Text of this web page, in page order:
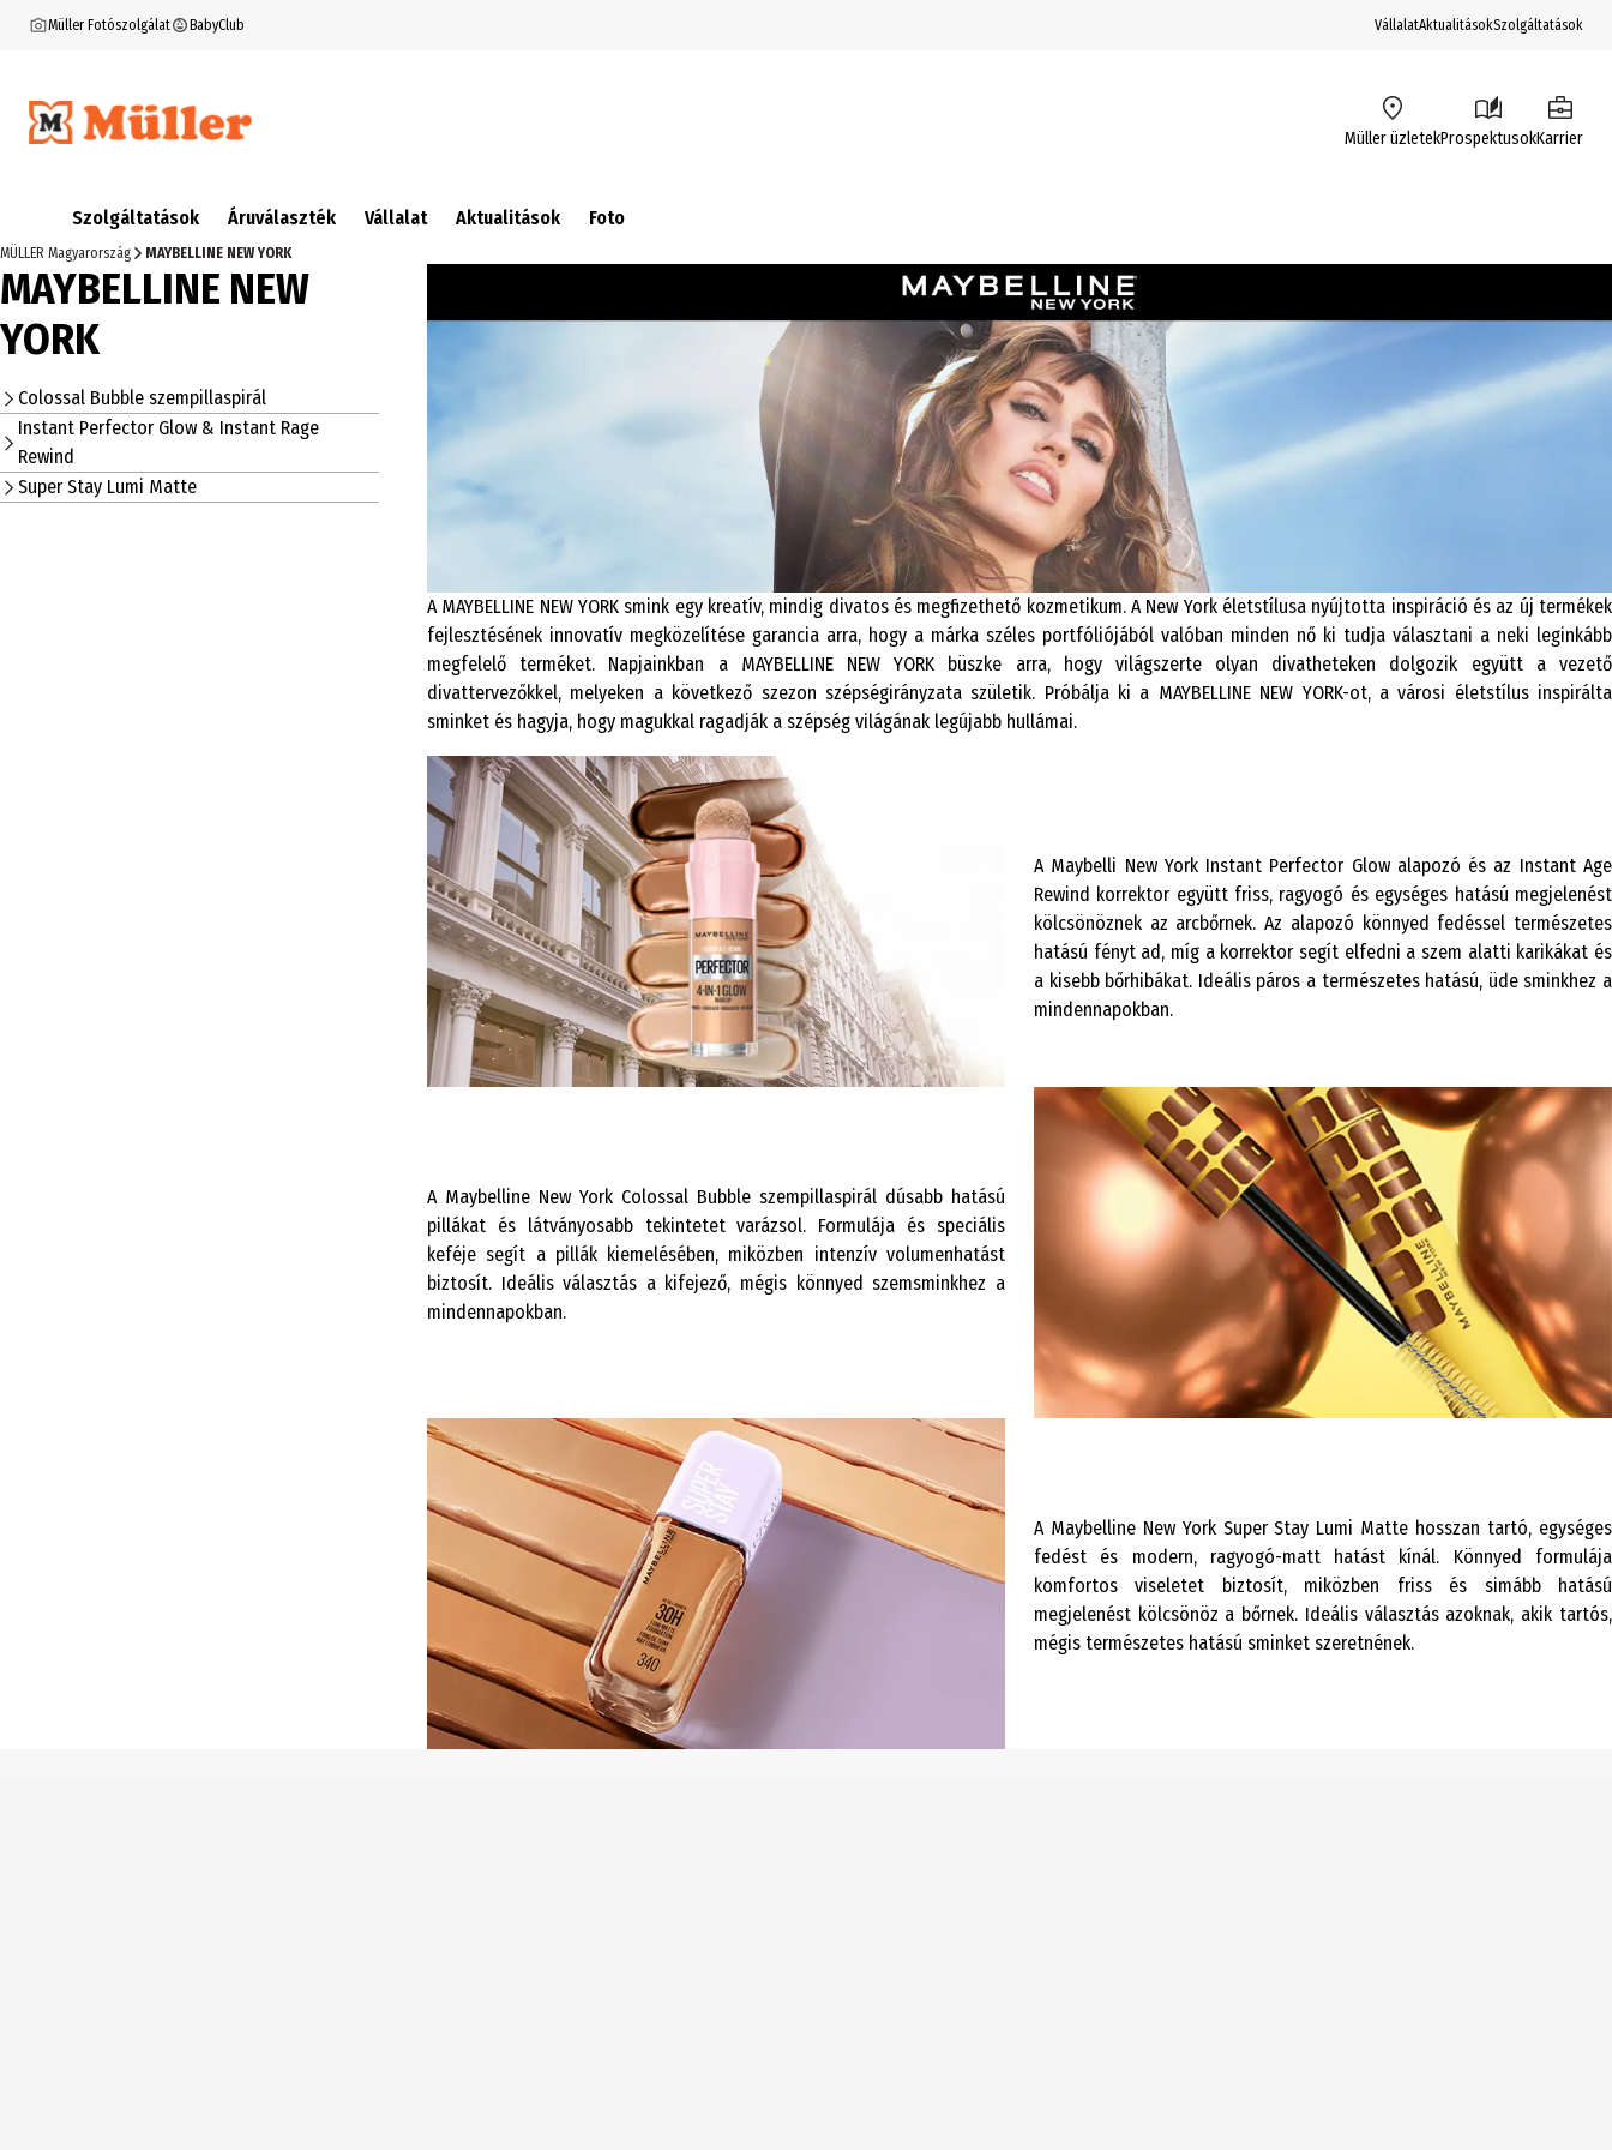
Müller Fotószolgálat BabyClub VállalatAktualitásokSzolgáltatások
Müller üzletekProspektusokKarrier
Szolgáltatások Áruválaszték Vállalat Aktualitások Foto
MÜLLER Magyarország MAYBELLINE NEW YORK
MAYBELLINE NEW
YORK
Colossal Bubble szempillaspirál
Instant Perfector Glow & Instant Rage
Rewind
Super Stay Lumi Matte
A MAYBELLINE NEW YORK smink egy kreatív, mindig divatos és megfizethető kozmetikum. A New York életstílusa nyújtotta inspiráció és az új termékek
fejlesztésének innovatív megközelítése garancia arra, hogy a márka széles portfóliójából valóban minden nő ki tudja választani a neki leginkább
megfelelő terméket. Napjainkban a MAYBELLINE NEW YORK büszke arra, hogy világszerte olyan divatheteken dolgozik együtt a vezető
divattervezőkkel, melyeken a következő szezon szépségirányzata születik. Próbálja ki a MAYBELLINE NEW YORK-ot, a városi életstílus inspirálta
sminket és hagyja, hogy magukkal ragadják a szépség világának legújabb hullámai.
A Maybelli New York Instant Perfector Glow alapozó és az Instant Age
Rewind korrektor együtt friss, ragyogó és egységes hatású megjelenést
kölcsönöznek az arcbőrnek. Az alapozó könnyed fedéssel természetes
hatású fényt ad, míg a korrektor segít elfedni a szem alatti karikákat és
a kisebb bőrhibákat. Ideális páros a természetes hatású, üde sminkhez a
mindennapokban.
A Maybelline New York Colossal Bubble szempillaspirál dúsabb hatású
pillákat és látványosabb tekintetet varázsol. Formulája és speciális
keféje segít a pillák kiemelésében, miközben intenzív volumenhatást
biztosít. Ideális választás a kifejező, mégis könnyed szemsminkhez a
mindennapokban.
A Maybelline New York Super Stay Lumi Matte hosszan tartó, egységes
fedést és modern, ragyogó-matt hatást kínál. Könnyed formulája
komfortos viseletet biztosít, miközben friss és simább hatású
megjelenést kölcsönöz a bőrnek. Ideális választás azoknak, akik tartós,
mégis természetes hatású sminket szeretnének.